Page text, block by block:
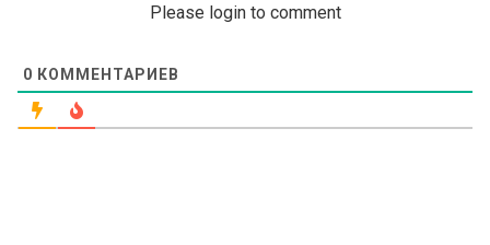
Please login to comment
0 КОММЕНТАРИЕВ